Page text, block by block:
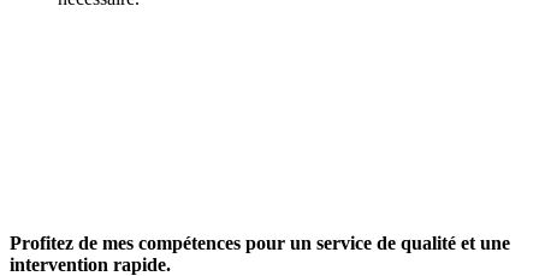
Profitez de mes compétences pour un service de qualité et une
intervention rapide.